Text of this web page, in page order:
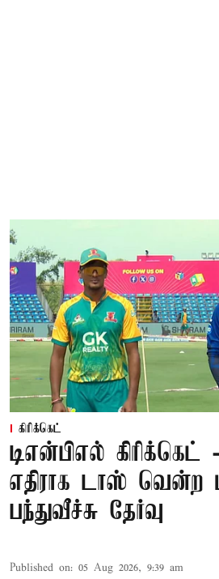
கிரிக்கெட்
டிஎன்பிஎல் கிரிக்கெட் -
எதிராக டாஸ் வென்ற
பந்துவீச்சு தேர்வு
Published on: 05 Aug 2026, 9:39 am